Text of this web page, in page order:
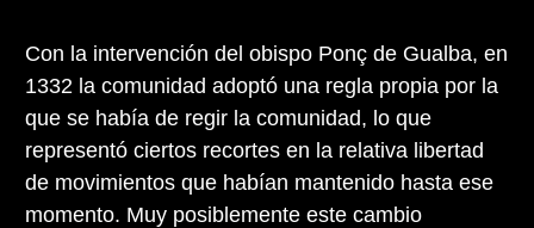
Con la intervención del obispo Ponç de Gualba, en
1332 la comunidad adoptó una regla propia por la
que se había de regir la comunidad, lo que
representó ciertos recortes en la relativa libertad
de movimientos que habían mantenido hasta ese
momento. Muy posiblemente este cambio